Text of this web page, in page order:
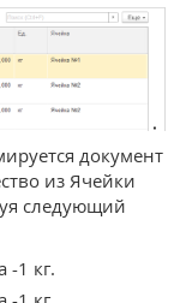
документ
из Ячейки
следующий
-1 кг.